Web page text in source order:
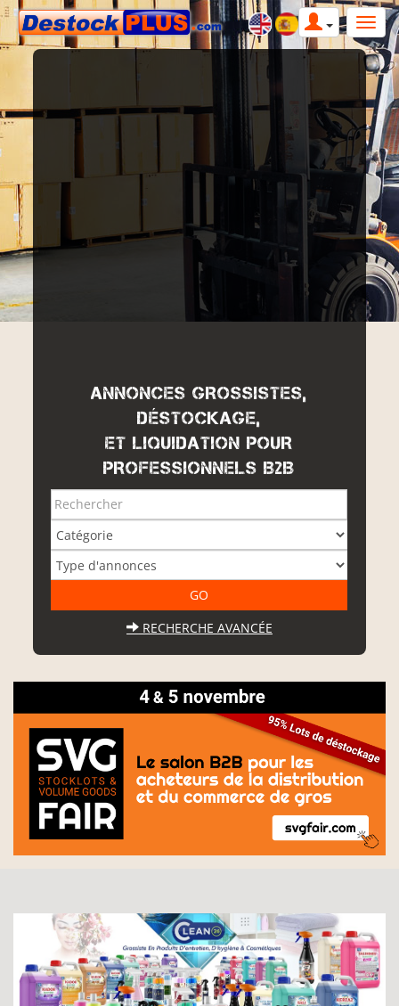
ANNONCES GROSSISTES,
DÉSTOCKAGE,
ET LIQUIDATION POUR
PROFESSIONNELS B2B
RECHERCHE AVANCÉE